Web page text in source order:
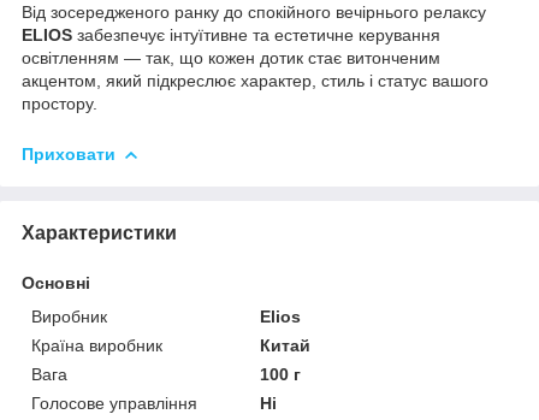
Від зосередженого ранку до спокійного вечірнього релаксу
ELIOS забезпечує інтуїтивне та естетичне керування
освітленням — так, що кожен дотик стає витонченим
акцентом, який підкреслює характер, стиль і статус вашого
простору.
Приховати
Характеристики
Основні
Виробник
Elios
Країна виробник
Китай
Вага
100 г
Голосове управління
Ні